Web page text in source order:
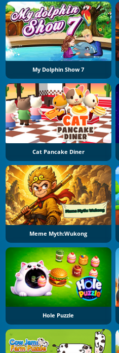
My Dolphin Show 7
Cat Pancake Diner
Meme Myth:Wukong
Hole Puzzle